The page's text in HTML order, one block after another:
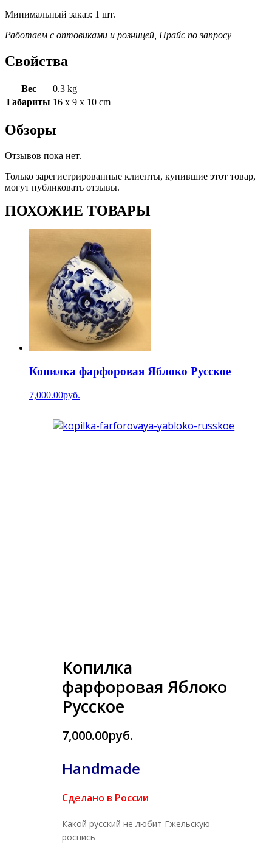
Минимальный заказ: 1 шт.
Работаем с оптовиками и розницей, Прайс по запросу
Свойства
Вес
0.3 kg
Габариты 16 x 9 x 10 cm
Обзоры
Отзывов пока нет.
Только зарегистрированные клиенты, купившие этот товар,
могут публиковать отзывы.
ПОХОЖИЕ ТОВАРЫ
Копилка фарфоровая Яблоко Русское
7,000.00руб.
Копилка
фарфоровая Яблоко
Русское
7,000.00руб.
Handmade
Сделано в России
Какой русский не любит Гжельскую
роспись